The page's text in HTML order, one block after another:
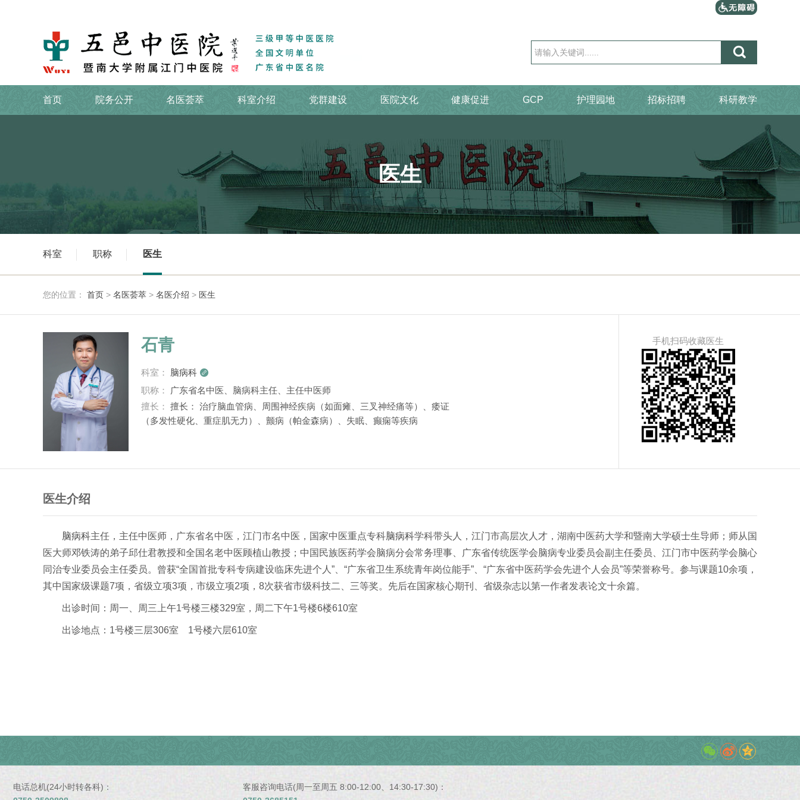

首页 院务公开 名医荟萃 科室介绍 党群建设 医院文化 健康促进 GCP 护理园地 招标招聘 科研教学
医生
科室 职称 医生
您的位置： 首页 > 名医荟萃 > 名医介绍 > 医生
石青
科室： 脑病科 
职称：
广东省名中医、脑病科主任、主任中医师
擅长： 擅长： 治疗脑血管病、周围神经疾病（如面瘫、三叉神经痛等）、痿证
（多发性硬化、重症肌无力）、颤病（帕金森病）、失眠、癫痫等疾病
手机扫码收藏医生
医生介绍
脑病科主任，主任中医师，广东省名中医，江门市名中医 ， 国家中医重点专科脑病科学科带头人，江门市高层次人才，湖南中医药大学和暨南大学硕士生导师；师从国
医大师邓铁涛的弟子邱仕君教授和全国名老中医顾植山教授；中国民族医药学会脑病分会常务理事、广东省传统医学会脑病专业委员会副主任委员、江门市中医药学会脑心
同治专业委员会主任委员。曾获“全国首批专科专病建设临床先进个人”、“广东省卫生系统青年岗位能手”、“广东省中医药学会先进个人会员”等荣誉称号。参与课题10余项，
其中国家级课题7项，省级立项3项，市级立项2项，8次获省市级科技二、三等奖。先后在国家核心期刊、省级杂志以第一作者发表论文十余篇。
出诊时间：周一、周三上午1号楼三楼329室，周二下午1号楼6楼610室
出诊地点：1号楼三层306室 1号楼六层610室
电话总机(24小时转各科)：
客服咨询电话(周一至周五 8:00-12:00、14:30-17:30)：